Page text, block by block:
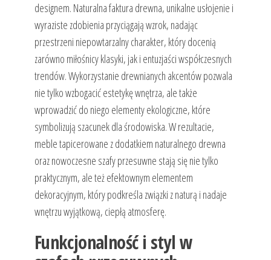
designem. Naturalna faktura drewna, unikalne usłojenie i
wyraziste zdobienia przyciągają wzrok, nadając
przestrzeni niepowtarzalny charakter, który docenią
zarówno miłośnicy klasyki, jak i entuzjaści współczesnych
trendów. Wykorzystanie drewnianych akcentów pozwala
nie tylko wzbogacić estetykę wnętrza, ale także
wprowadzić do niego elementy ekologiczne, które
symbolizują szacunek dla środowiska. W rezultacie,
meble tapicerowane z dodatkiem naturalnego drewna
oraz nowoczesne szafy przesuwne stają się nie tylko
praktycznym, ale też efektownym elementem
dekoracyjnym, który podkreśla związki z naturą i nadaje
wnętrzu wyjątkową, ciepłą atmosferę.
Funkcjonalność i styl w